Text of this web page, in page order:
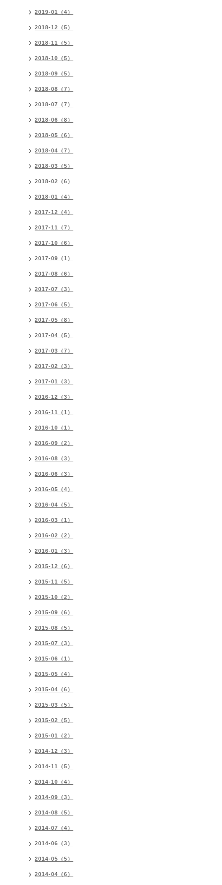
2019-01（4）
2018-12（5）
2018-11（5）
2018-10（5）
2018-09（5）
2018-08（7）
2018-07（7）
2018-06（8）
2018-05（6）
2018-04（7）
2018-03（5）
2018-02（6）
2018-01（4）
2017-12（4）
2017-11（7）
2017-10（6）
2017-09（1）
2017-08（6）
2017-07（3）
2017-06（5）
2017-05（8）
2017-04（5）
2017-03（7）
2017-02（3）
2017-01（3）
2016-12（3）
2016-11（1）
2016-10（1）
2016-09（2）
2016-08（3）
2016-06（3）
2016-05（4）
2016-04（5）
2016-03（1）
2016-02（2）
2016-01（3）
2015-12（6）
2015-11（5）
2015-10（2）
2015-09（6）
2015-08（5）
2015-07（3）
2015-06（1）
2015-05（4）
2015-04（6）
2015-03（5）
2015-02（5）
2015-01（2）
2014-12（3）
2014-11（5）
2014-10（4）
2014-09（3）
2014-08（5）
2014-07（4）
2014-06（3）
2014-05（5）
2014-04（6）